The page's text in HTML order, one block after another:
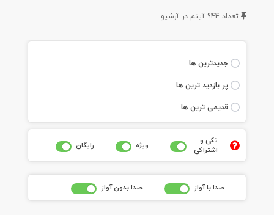
تعداد 944 آيتم در آرشيو
جديدترين ها
پر بازديد ترين ها
قديمی ترين ها
تکی و
اشتراکی
ويژه رايگان
صدا با آواز صدا بدون آواز